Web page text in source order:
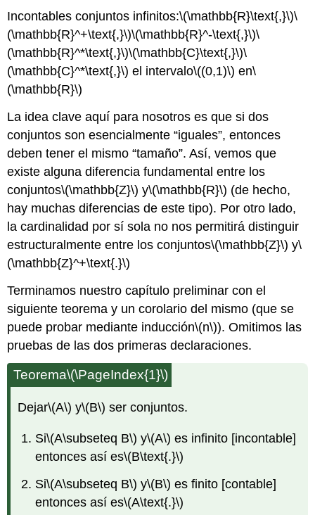
Incontables conjuntos infinitos:\(\mathbb{R}\text{,}\)\
(\mathbb{R}^+\text{,}\)\(\mathbb{R}^-\text{,}\)\
(\mathbb{R}^*\text{,}\)\(\mathbb{C}\text{,}\)\
(\mathbb{C}^*\text{,}\) el intervalo\((0,1)\) en\
(\mathbb{R}\)
La idea clave aquí para nosotros es que si dos
conjuntos son esencialmente “iguales”, entonces
deben tener el mismo “tamaño”. Así, vemos que
existe alguna diferencia fundamental entre los
conjuntos\(\mathbb{Z}\) y\(\mathbb{R}\) (de hecho,
hay muchas diferencias de este tipo). Por otro lado,
la cardinalidad por sí sola no nos permitirá distinguir
estructuralmente entre los conjuntos\(\mathbb{Z}\) y\
(\mathbb{Z}^+\text{.}\)
Terminamos nuestro capítulo preliminar con el
siguiente teorema y un corolario del mismo (que se
puede probar mediante inducción\(n\)). Omitimos las
pruebas de las dos primeras declaraciones.
Teorema\(\PageIndex{1}\)
Dejar\(A\) y\(B\) ser conjuntos.
Si\(A\subseteq B\) y\(A\) es infinito [incontable]
entonces así es\(B\text{.}\)
Si\(A\subseteq B\) y\(B\) es finito [contable]
entonces así es\(A\text{.}\)